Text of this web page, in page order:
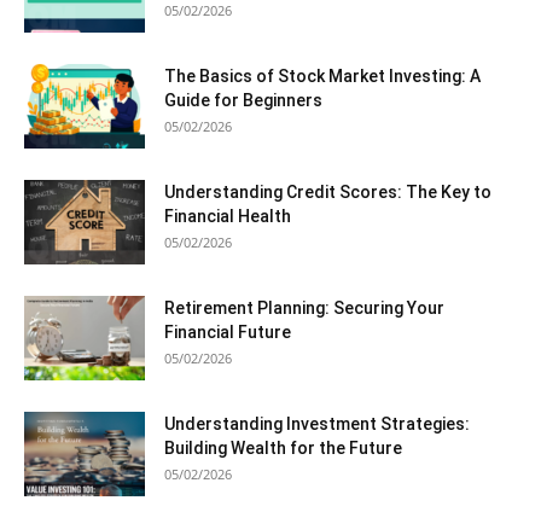
05/02/2026
The Basics of Stock Market Investing: A
Guide for Beginners
05/02/2026
Understanding Credit Scores: The Key to
Financial Health
05/02/2026
Retirement Planning: Securing Your
Financial Future
05/02/2026
Understanding Investment Strategies:
Building Wealth for the Future
05/02/2026